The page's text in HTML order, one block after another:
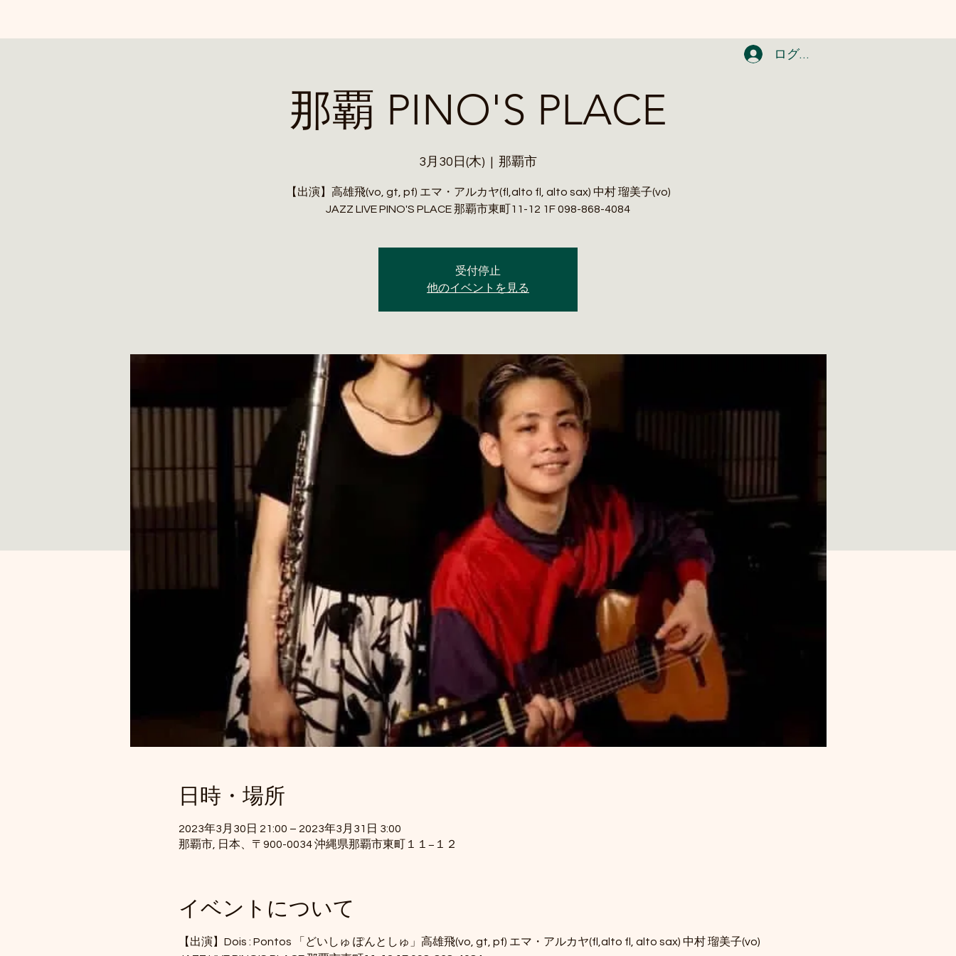
ログイン
那覇 PINO'S PLACE
3月30日(木)
  |
那覇市
【出演】高雄飛(vo, gt, pf) エマ・アルカヤ(fl,alto fl, alto sax) 中村 瑠美子(vo)
JAZZ LIVE PINO'S PLACE 那覇市東町11-12 1F 098-868-4084
受付停止
他のイベントを見る
日時・場所
2023年3月30日 21:00 – 2023年3月31日 3:00
那覇市, 日本、〒900-0034 沖縄県那覇市東町１１−１２
イベントについて
【出演】Dois : Pontos 「どいしゅ ぽんとしゅ」高雄飛(vo, gt, pf) エマ・アルカヤ(fl,alto fl, alto sax) 中村 瑠美子(vo)